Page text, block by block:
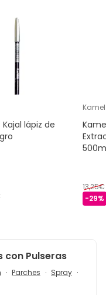
lápiz de
Kamel
13,25€
-29%
con Pulseras
Parches
Spray